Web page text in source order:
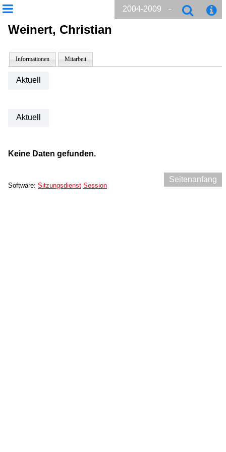
2004-2009
Weinert, Christian
Informationen Mitarbeit
Aktuell
Aktuell
Keine Daten gefunden.
Seitenanfang
Software: Sitzungsdienst Session